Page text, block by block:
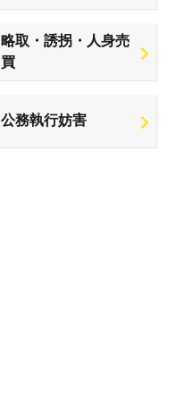
略取・誘拐・人身売
買
公務執行妨害